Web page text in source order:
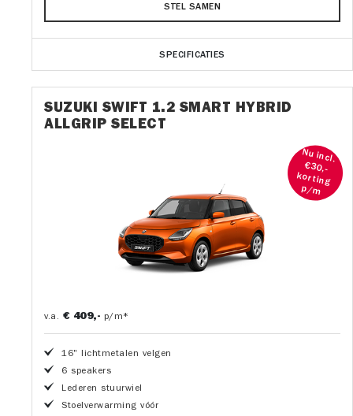
STEL SAMEN
SPECIFICATIES
SUZUKI SWIFT 1.2 SMART HYBRID
ALLGRIP SELECT
Nu incl.
€30,-
korting
p/m
v.a. € 409,- p/m*
16" lichtmetalen velgen
6 speakers
Lederen stuurwiel
Stoelverwarming vóór